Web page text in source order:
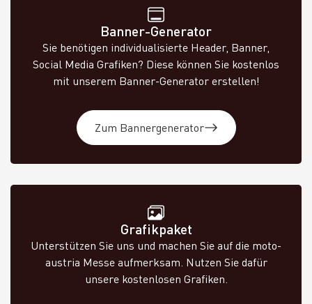
Banner-Generator
Sie benötigen individualisierte Header, Banner,
Social Media Grafiken? Diese können Sie kostenlos
mit unserem Banner-Generator erstellen!
Zum Bannergenerator
Grafikpaket
Unterstützen Sie uns und machen Sie auf die moto-
austria Messe aufmerksam. Nutzen Sie dafür
unsere kostenlosen Grafiken.